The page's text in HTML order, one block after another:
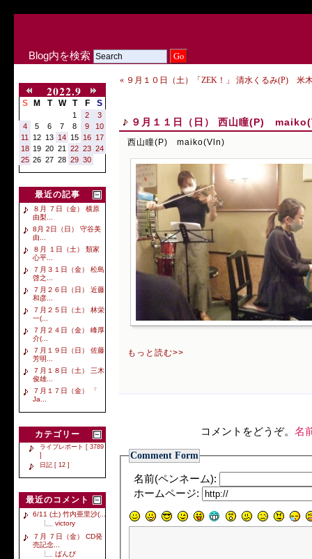
Blog内を検索
2022.9
S M T W T F S
1 2
3
4
5 6 7 8 9
10
11
12 13 14 15 16 17
18 19 20 21 22 23 24
25 26 27 28 29 30
最近の記事
８月 ７日（金） 横原
由梨...
8月 2日（日） 守谷美
由...
８月 １日（土） 類家
心平...
７月３１日（金） 松島
啓之...
７月２６日（日） 近藤
和彦...
７月２５日（土） 林栄
一(...
７月２４日（金） 峰厚
介(...
７月１９日（日） 佐藤
芳明...
７月１８日（土） 三木
俊雄...
７月１７日（金） 「
Ja...
カテゴリー
ライブレポート [ 3789
]
日記 [ 12 ]
最近のコメント
6/11 (土) 竹内亜里沙(...
victory
７月 ７日（金） CD発
売記念...
ばんび
« ９月１０日（土）「ZEK！」 清水くるみ(P) 米
９月１１日（日） 西山瞳(P)
西山瞳(P) maiko(Vln)
もっと読む>>
コメントをどうぞ。 名
Comment Form
名前(ペンネーム):
ホームページ: